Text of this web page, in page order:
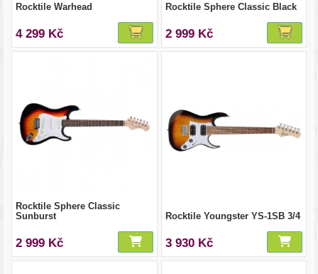
Rocktile Warhead
4 299 Kč
Rocktile Sphere Classic Black
2 999 Kč
Rocktile Sphere Classic
Sunburst
2 999 Kč
Rocktile Youngster YS-1SB 3/4
3 930 Kč